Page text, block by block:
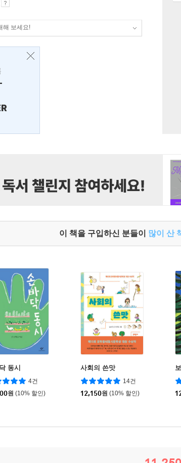
해 보세요!
이 책을 구입하신 분들이 많이 산
동시
4건
원 (10% 할인)
사회의 쓴맛
14건
12,150원 (10% 할인)